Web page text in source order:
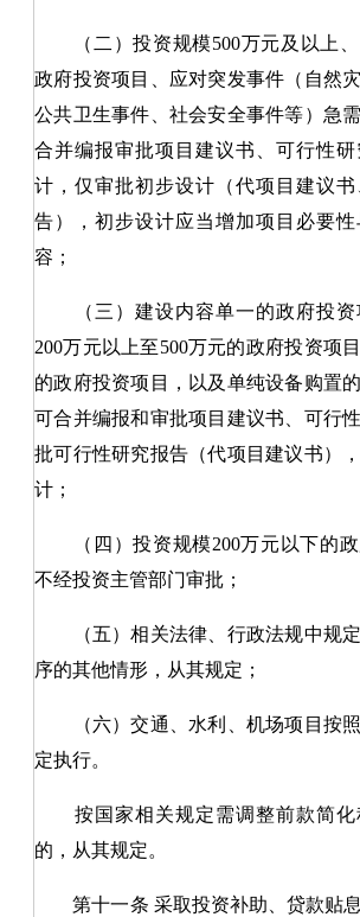
（二）投资规模500万元及以上
政府投资项目、应对突发事件（自然
公共卫生事件、社会安全事件等）急
合并编报审批项目建议书、可行性
计，仅审批初步设计（代项目建议
告），初步设计应当增加项目必要
容；
（三）建设内容单一的政府投
200万元以上至500万元的政府投资项
的政府投资项目，以及单纯设备购置
可合并编报和审批项目建议书、可行
批可行性研究报告（代项目建议书）
计；
（四）投资规模200万元以下的
不经投资主管部门审批；
（五）相关法律、行政法规中规
序的其他情形，从其规定；
（六）交通、水利、机场项目按
定执行。
按国家相关规定需调整前款简
的，从其规定。
第十一条 采取投资补助、贷款贴